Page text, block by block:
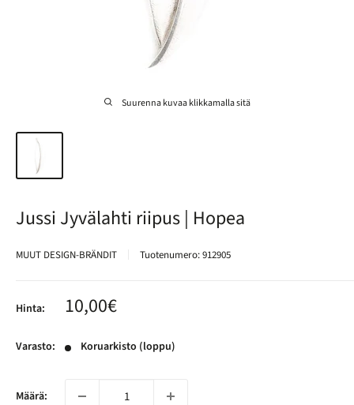
Suurenna kuvaa klikkamalla sitä
Jussi Jyvälahti riipus | Hopea
MUUT DESIGN-BRÄNDIT Tuotenumero:912905
Hinta: Alennushinta
10,00€
Varasto: Koruarkisto (loppu)
Määrä: